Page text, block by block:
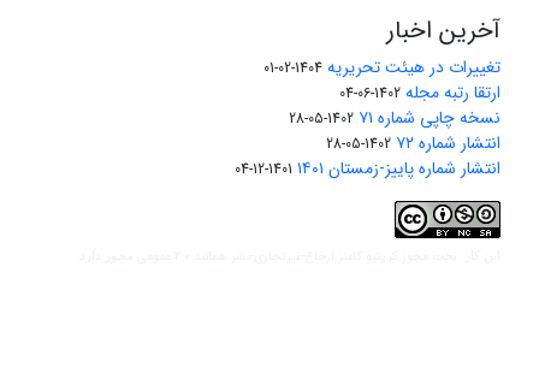
آخرین اخبار
تغییرات در هیئت تحریریه 1404-02-01
ارتقا رتبه مجله 1402-06-04
نسخه چاپی شماره ۷۱ 1402-05-28
انتشار شماره ۷۲ 1402-05-28
انتشار شماره پاییز-زمستان ۱۴۰۱ 1401-12-04